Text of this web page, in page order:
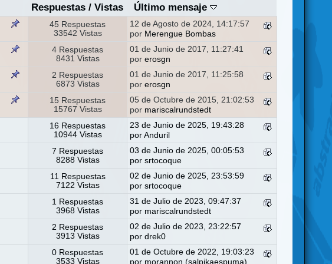
Respuestas /Vistas Último mensaje
45 Respuestas
33542 Vistas
12 de Agosto de 2024, 14:17:57
por Merengue Bombas
4 Respuestas
8431 Vistas
01 de Junio de 2017, 11:27:41
porerosgn
2 Respuestas
6873 Vistas
01 de Junio de 2017, 11:25:58
porerosgn
15 Respuestas
15767 Vistas
05 de Octubre de 2015, 21:02:53
por mariscalrundstedt
16 Respuestas
10944 Vistas
23 de Junio de 2025, 19:43:28
porAnduril
7 Respuestas
8288 Vistas
03 de Junio de 2025, 00:05:53
porsrtocoque
11 Respuestas
7122 Vistas
02 de Junio de 2025, 23:53:59
porsrtocoque
1 Respuestas
3968 Vistas
31 de Julio de 2023, 09:47:37
por mariscalrundstedt
2 Respuestas
3913 Vistas
02 de Julio de 2023, 23:22:57
pordrek0
0 Respuestas
3533 Vistas
01 de Octubre de 2022, 19:03:23
por morannon (salpikaespuma)